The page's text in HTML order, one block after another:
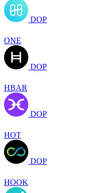
DOP
ONE
DOP
HBAR
DOP
HOT
DOP
HOOK